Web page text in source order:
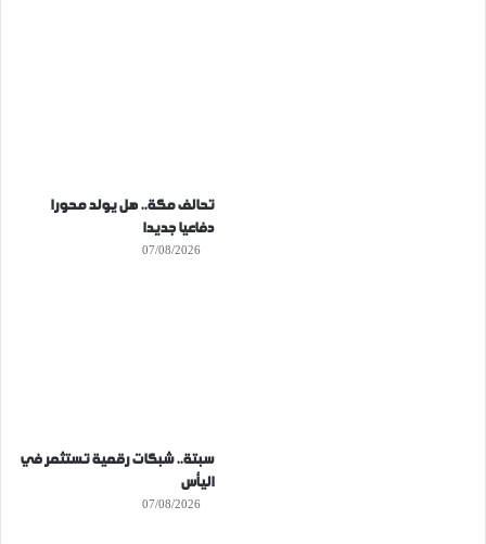
تحالف مكة.. هل يولد محورا
دفاعيا جديدا
07/08/2026
سبتة.. شبكات رقمية تستثمر في
اليأس
07/08/2026